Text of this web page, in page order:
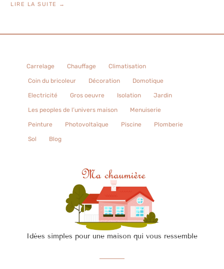
LIRE LA SUITE →
Idées simples pour une maison qui vous ressemble
Carrelage Chauffage Climatisation
Coin du bricoleur Décoration Domotique
Electricité Gros oeuvre Isolation Jardin
Les peoples de l’univers maison Menuiserie
Peinture Photovoltaïque Piscine Plomberie
Sol Blog